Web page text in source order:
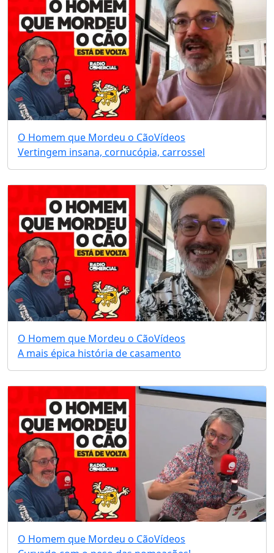
O Homem que Mordeu o CãoVídeos
Vertingem insana, cornucópia, carrossel
O Homem que Mordeu o CãoVídeos
A mais épica história de casamento
O Homem que Mordeu o CãoVídeos